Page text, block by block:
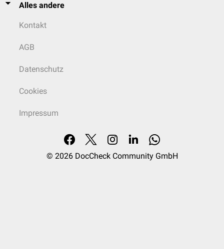
Alles andere
Kontakt
AGB
Datenschutz
Cookies
Impressum
© 2026 DocCheck Community GmbH